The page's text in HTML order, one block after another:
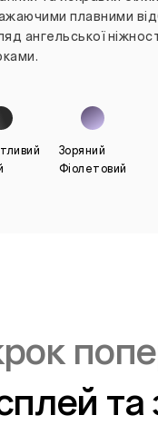
плавними
ангельської
Зоряний
Фіолетовий
та